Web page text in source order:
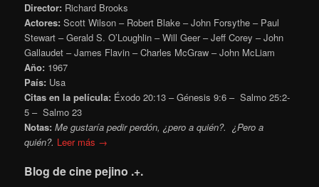
Director: Richard Brooks
Actores: Scott Wilson – Robert Blake – John Forsythe – Paul
Stewart – Gerald S. O’Loughlin – Will Geer – Jeff Corey – John
Gallaudet – James Flavin – Charles McGraw – John McLiam
Año: 1967
País: Usa
Citas en la película: Éxodo 20:13 – Génesis 9:6 – Salmo 25:2-
5 – Salmo 23
Notas: Me gustaría pedir perdón, ¿pero a quién?. ¿Pero a
quién?. Leer más →
Blog de cine pejino .+.